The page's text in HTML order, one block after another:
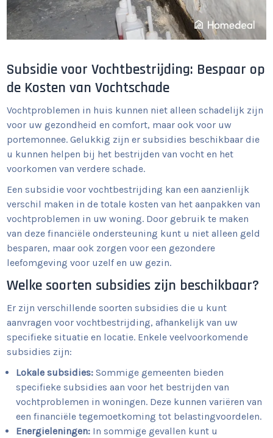
Subsidie voor Vochtbestrijding: Bespaar op
de Kosten van Vochtschade
Vochtproblemen in huis kunnen niet alleen schadelijk zijn
voor uw gezondheid en comfort, maar ook voor uw
portemonnee. Gelukkig zijn er subsidies beschikbaar die
u kunnen helpen bij het bestrijden van vocht en het
voorkomen van verdere schade.
Een subsidie voor vochtbestrijding kan een aanzienlijk
verschil maken in de totale kosten van het aanpakken van
vochtproblemen in uw woning. Door gebruik te maken
van deze financiële ondersteuning kunt u niet alleen geld
besparen, maar ook zorgen voor een gezondere
leefomgeving voor uzelf en uw gezin.
Welke soorten subsidies zijn beschikbaar?
Er zijn verschillende soorten subsidies die u kunt
aanvragen voor vochtbestrijding, afhankelijk van uw
specifieke situatie en locatie. Enkele veelvoorkomende
subsidies zijn:
Lokale subsidies: Sommige gemeenten bieden
specifieke subsidies aan voor het bestrijden van
vochtproblemen in woningen. Deze kunnen variëren van
een financiële tegemoetkoming tot belastingvoordelen.
Energieleningen: In sommige gevallen kunt u